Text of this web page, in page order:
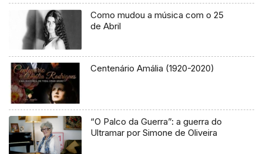
Como mudou a música com o 25
de Abril
Centenário Amália (1920-2020)
“O Palco da Guerra”: a guerra do
Ultramar por Simone de Oliveira